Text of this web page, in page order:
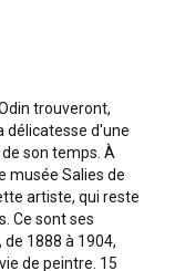
trouveront,
délicatesse d'une
son temps. À
musée Salies de
artiste, qui reste
Ce sont ses
1888 à 1904,
de peintre. 15